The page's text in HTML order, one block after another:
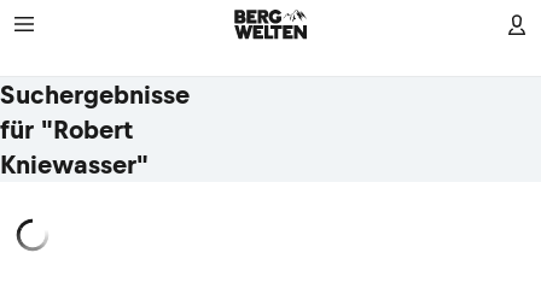
Suchergebnisse
für "Robert
Kniewasser"